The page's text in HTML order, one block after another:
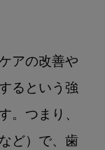
アの改善や
るという強
。つまり、
ど）で、歯